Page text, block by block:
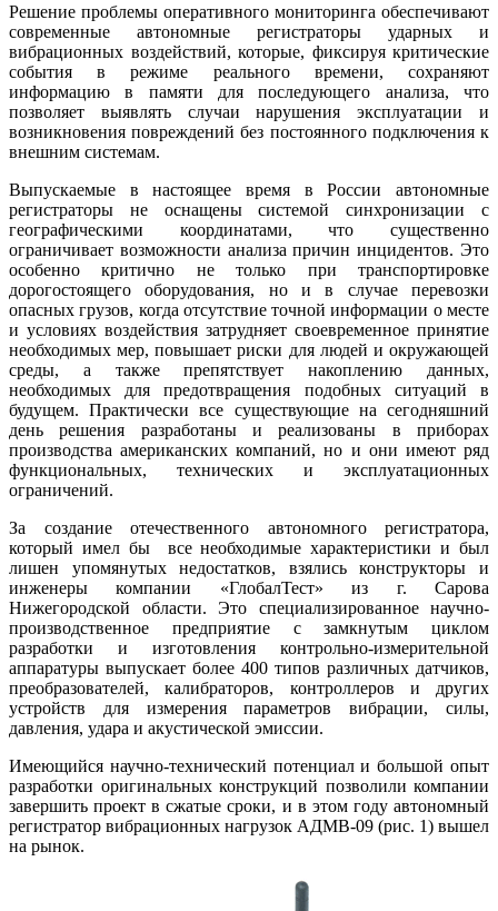
Решение проблемы оперативного мониторинга обеспечивают
современные автономные регистраторы ударных и
вибрационных воздействий, которые, фиксируя критические
события в режиме реального времени, сохраняют
информацию в памяти для последующего анализа, что
позволяет выявлять случаи нарушения эксплуатации и
возникновения повреждений без постоянного подключения к
внешним системам.
Выпускаемые в настоящее время в России автономные
регистраторы не оснащены системой синхронизации с
географическими координатами, что существенно
ограничивает возможности анализа причин инцидентов. Это
особенно критично не только при транспортировке
дорогостоящего оборудования, но и в случае перевозки
опасных грузов, когда отсутствие точной информации о месте
и условиях воздействия затрудняет своевременное принятие
необходимых мер, повышает риски для людей и окружающей
среды, а также препятствует накоплению данных,
необходимых для предотвращения подобных ситуаций в
будущем. Практически все существующие на сегодняшний
день решения разработаны и реализованы в приборах
производства американских компаний, но и они имеют ряд
функциональных, технических и эксплуатационных
ограничений.
За создание отечественного автономного регистратора,
который имел бы все необходимые характеристики и был
лишен упомянутых недостатков, взялись конструкторы и
инженеры компании «ГлобалТест» из г. Сарова
Нижегородской области. Это специализированное научно-
производственное предприятие с замкнутым циклом
разработки и изготовления контрольно-измерительной
аппаратуры выпускает более 400 типов различных датчиков,
преобразователей, калибраторов, контроллеров и других
устройств для измерения параметров вибрации, си­лы,
давления, удара и акустической эмиссии.
Имеющийся научно-технический потенциал и большой опыт
разработки оригинальных конструкций позволили компании
завершить проект в сжатые сроки, и в этом го­ду автономный
регистратор вибрационных нагрузок АДМВ-09 (рис. 1) вышел
на рынок.